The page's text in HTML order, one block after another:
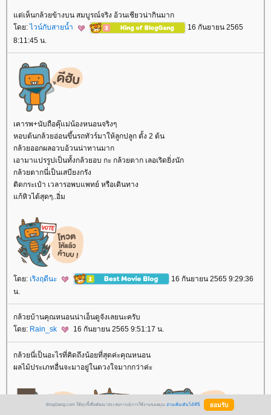
ต่เห็นกล้วยข้างบน สมบูรณ์จริง อ้วนเชียวน่ากินมาก
ดย: ไวน์กับสายน้ำ
16 กันยายน 2565
8:11:45 น.
เคารพ+นับถือคุ๊แม่น้องหนอนจริงๆ
หอบต้นกล้วยอ่อนขึ้นรถทัวร์มาให้ลูกปลูก ตั้ง 2 ต้น
กล้วยออกผลอวบอ้วนน่าทานมาก
เอามาแปรรูปเป็นทั้งกล้วยอบ กะ กล้วยตาก เลอเริดยิ่งนัก
กล้วยตากนี่เป็นเสบียงกรัง
ติดกระเป๋า เวลารอพบแพทย์ หรือเดินทาง
ก้หิวได้สุดๆ..อิ่ม
ดย: เริงฤดีนะ
16 กันยายน 2565 9:29:36
น.
กล้วยบ้านคุณหนอนน่าเอ็นดูจังเลยนะครับ
ดย: Rain_sk 16 กันยายน 2565 9:51:17 น.
กล้วยนี่เป็นอะไรที่คิดถึงน้อยที่สุดค่ะคุณหนอน
ผลไม้ประเภทอื่นจะมาอยู่ในดวงใจมากกว่าค่ะ
BlogGang.com ใช้คุกกี้เพื่อพัฒนาประสบการณ์การใช้งานของคุณ อ่านเพิ่มเติมได้ที่นี่